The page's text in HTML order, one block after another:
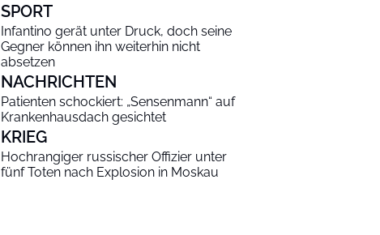
SPORT
Infantino gerät unter Druck, doch seine
Gegner können ihn weiterhin nicht
absetzen
NACHRICHTEN
Patienten schockiert: „Sensenmann“ auf
Krankenhausdach gesichtet
KRIEG
Hochrangiger russischer Offizier unter
fünf Toten nach Explosion in Moskau